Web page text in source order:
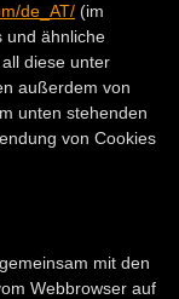
de_AT/ (im
und ähnliche
diese unter
außerdem von
unten stehenden
von Cookies
mit den
Webbrowser auf